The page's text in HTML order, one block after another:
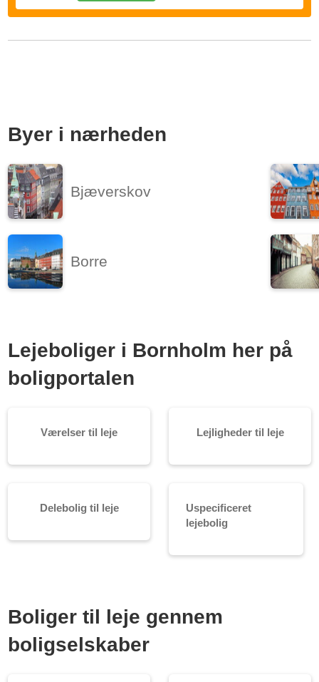
Byer i nærheden
Bjæverskov
Borre
Lejeboliger i Bornholm her på
boligportalen
Værelser til leje Lejligheder til leje
Delebolig til leje
Uspecificeret
lejebolig
Boliger til leje gennem
boligselskaber